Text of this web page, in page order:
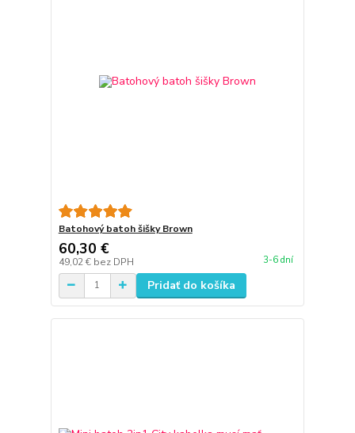
Batohový batoh šišky Brown
60,30 €
49,02 € bez DPH 3-6 dní
Pridať do košíka